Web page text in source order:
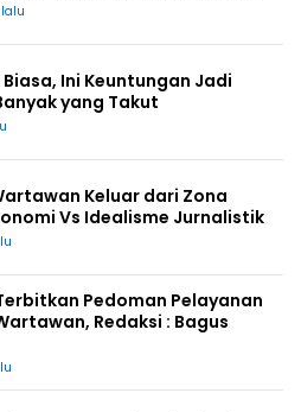
Ini Keuntungan Jadi
yang Takut
Keluar dari Zona
Vs Idealisme Jurnalistik
Pedoman Pelayanan
Redaksi : Bagus